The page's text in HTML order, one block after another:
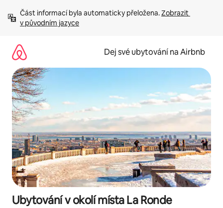
obsah
Část informací byla automaticky přeložena. Zobrazit
v původním jazyce
Dej své ubytování na Airbnb
Ubytování v okolí místa La Ronde